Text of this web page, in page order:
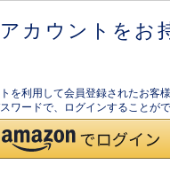
カウントをお
を利用して会員登録されたお客様
ワードで、ログインすることがで